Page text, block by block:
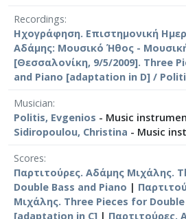
Recordings
Ηχογράφηση. Επιστημονική
Αδάμης: Μουσικό Ήθος -
[Θεσσαλονίκη, 9/5/2009]. Three
and Piano [adaptation in D] /
Musician
Politis, Evgenios - Music
Sidiropoulou, Christina - Music
Scores
Παρτιτούρες. Αδάμης Μιχάλης.
Double Bass and Piano |
Μιχάλης. Three Pieces for Double
[adaptation in C] | Παρτιτούρες.